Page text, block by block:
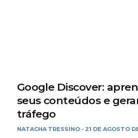
Google Discover:
seus conteúdos e
tráfego
NATACHA TRESSINO - 21 DE AGOSTO